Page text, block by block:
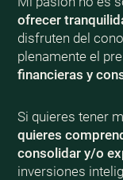
ofrecer
disfruten del
plenamente el
financieras y
Si quieres tener
quieres
consolidar y/o
inversiones